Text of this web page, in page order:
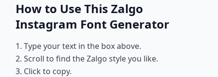
How to Use This Zalgo
Instagram Font Generator
1. Type your text in the box above.
2. Scroll to find the Zalgo style you like.
3. Click to copy.